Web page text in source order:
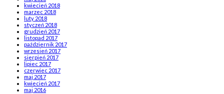
kwiecień 2018
marzec 2018
luty 2018
styczeń 2018
grudzień 2017
listopad 2017
październik 2017
wrzesień 2017
sierpień 2017
lipiec 2017
czerwiec 2017
maj 2017
kwiecień 2017
maj 2016